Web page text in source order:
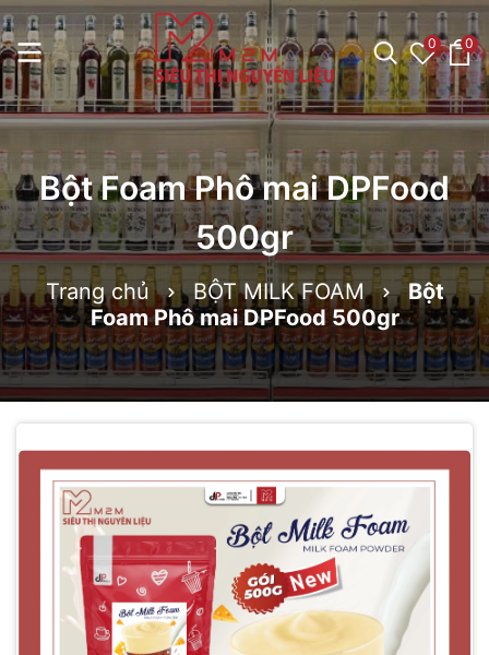
0 0
Bột Foam Phô mai DPFood
500gr
Trang chủ BỘT MILK FOAM
Bột
Foam Phô mai DPFood 500gr